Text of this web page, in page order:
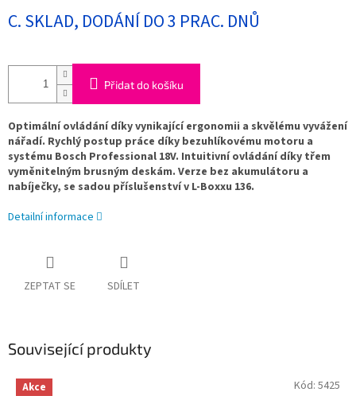
cena:
C. SKLAD, DODÁNÍ DO 3 PRAC. DNŮ
Přidat do košíku
Optimální ovládání díky vynikající ergonomii a skvělému vyvážení
nářadí. Rychlý postup práce díky bezuhlíkovému motoru a
systému Bosch Professional 18V. Intuitivní ovládání díky třem
vyměnitelným brusným deskám. Verze bez akumulátoru a
nabíječky, se sadou příslušenství v L-Boxxu 136.
Detailní informace
ZEPTAT SE SDÍLET
Související produkty
Akce
Kód: 5425